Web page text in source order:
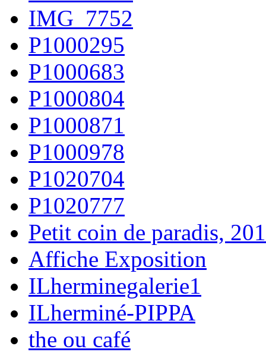
IMG_7752
P1000295
P1000683
P1000804
P1000871
P1000978
P1020704
P1020777
Petit coin de paradis,
Affiche Exposition
ILherminegalerie1
ILherminé-PIPPA
the ou café